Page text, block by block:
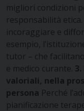
migliori condizioni
responsabilità
incoraggiare e
esempio,
tutor – che
e medico curante.
valoriali, nella
persona Perché
pianificazione